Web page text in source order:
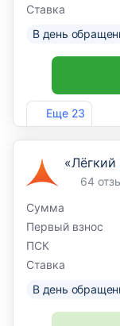
Еще 23
Ставка
В день
Лиц. №963
64
Сумма
Первый взнос
ПСК
Ставка
В день